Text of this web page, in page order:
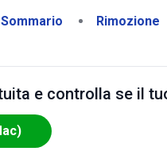
Sommario Rimozione
e controlla se il